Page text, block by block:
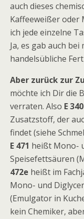
auch dieses
Kaffeeweißer oder
ich jede einzelne
Ja, es gab auch
handelsübliche
Aber zurück zur
möchte ich Dir die
verraten. Also E 340
Zusatzstoff, der
findet (siehe
E 471 heißt Mono-
Speisefettsäuren
472e heißt im
Mono- und
(Emulgator in
kein Chemiker,